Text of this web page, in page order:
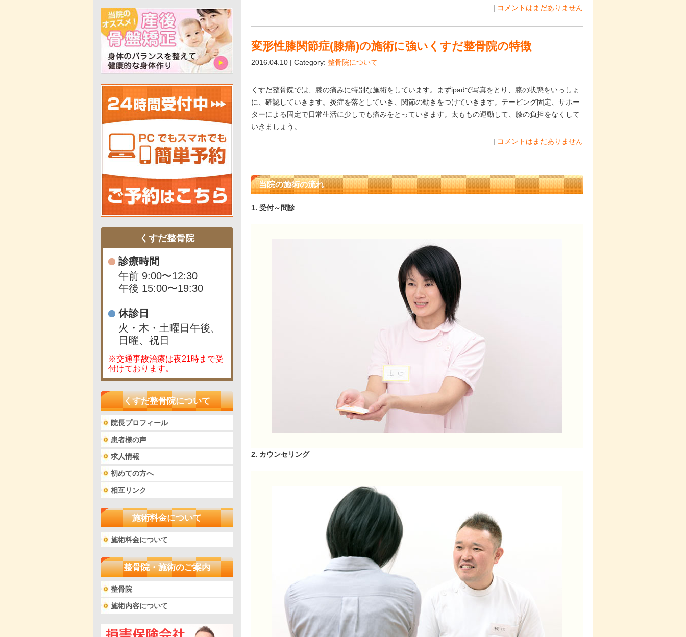
| コメントはまだありません
変形性膝関節症(膝痛)の施術に強いくすだ整骨院の特徴
2016.04.10 | Category: 整骨院について
くすだ整骨院では、膝の痛みに特別な施術をしています。まずipadで写真をとり、膝の状態をいっしょ
に、確認していきます。炎症を落としていき、関節の動きをつけていきます。テーピング固定、サポー
ターによる固定で日常生活に少しでも痛みをとっていきます。太ももの運動して、膝の負担をなくして
いきましょう。
| コメントはまだありません
当院の施術の流れ
1. 受付～問診
2. カウンセリング
くすだ整骨院
診療時間
午前 9:00〜12:30
午後 15:00〜19:30
休診日
火・木・土曜日午後、
日曜、祝日
※交通事故治療は夜21時まで受
付けております。
くすだ整骨院について
院長プロフィール
患者様の声
求人情報
初めての方へ
相互リンク
施術料金について
施術料金について
整骨院・施術のご案内
整骨院
施術内容について